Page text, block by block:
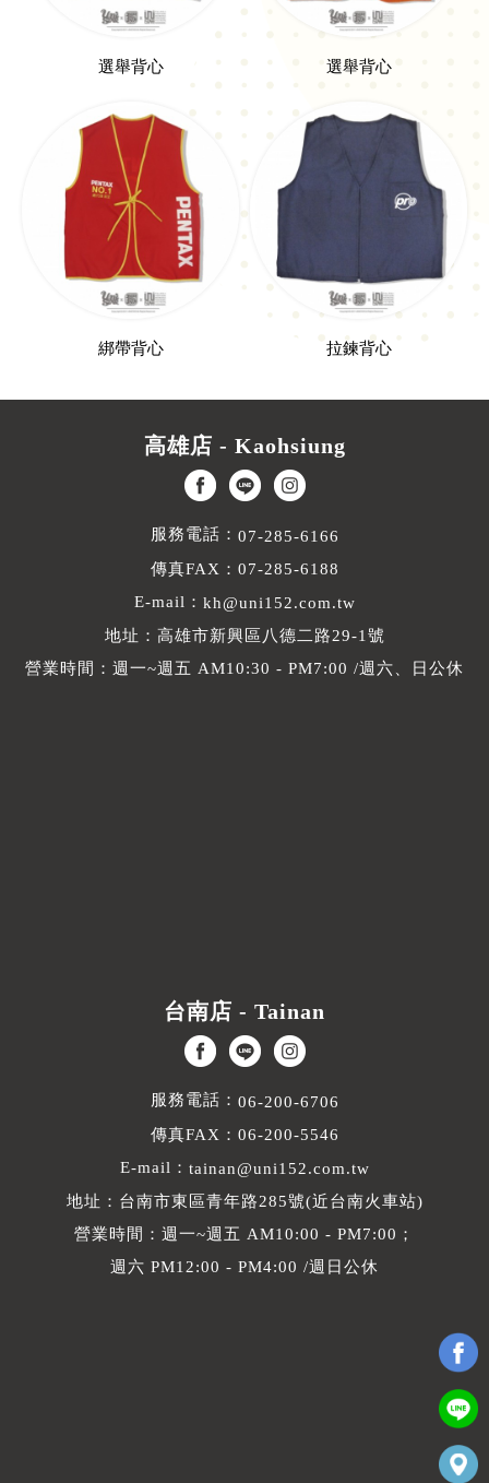
選舉背心 選舉背心
綁帶背心 拉鍊背心
高雄店 - Kaohsiung
服務電話： 07-285-6166
傳真FAX：07-285-6188
E-mail： kh@uni152.com.tw
地址：高雄市新興區八德二路29-1號
營業時間：週一~週五 AM10:30 - PM7:00 /週六、日公休
台南店 - Tainan
服務電話： 06-200-6706
傳真FAX：06-200-5546
E-mail： tainan@uni152.com.tw
地址：台南市東區青年路285號(近台南火車站)
營業時間：週一~週五 AM10:00 - PM7:00；
週六 PM12:00 - PM4:00 /週日公休